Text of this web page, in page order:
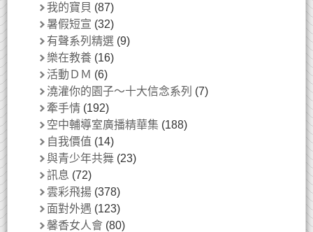
我的寶貝 (87)
暑假短宣 (32)
有聲系列精選 (9)
樂在教養 (16)
活動ＤＭ (6)
澆灌你的園子～十大信念系列 (7)
牽手情 (192)
空中輔導室廣播精華集 (188)
自我價值 (14)
與青少年共舞 (23)
訊息 (72)
雲彩飛揚 (378)
面對外遇 (123)
馨香女人會 (80)